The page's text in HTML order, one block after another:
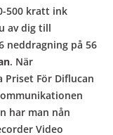
500 kratt ink
av dig till
neddragning på 56
. När
Priset För Diflucan
har man nån
Video